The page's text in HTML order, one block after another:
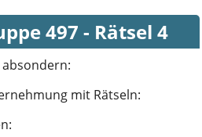
497 - Rätsel 4
absondern:
mit Rätseln:
: